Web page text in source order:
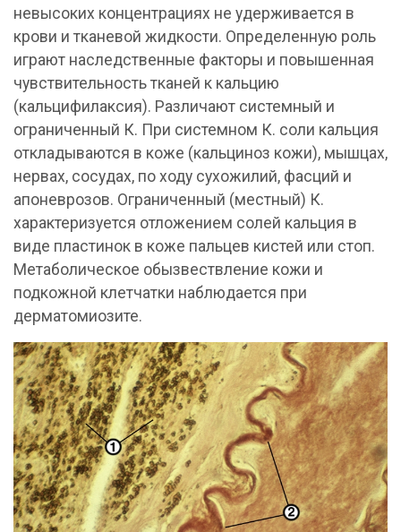
невысоких концентрациях не удерживается в
крови и тканевой жидкости. Определенную роль
играют наследственные факторы и повышенная
чувствительность тканей к кальцию
(кальцифилаксия). Различают системный и
ограниченный К. При системном К. соли кальция
откладываются в коже (кальциноз кожи), мышцах,
нервах, сосудах, по ходу сухожилий, фасций и
апоневрозов. Ограниченный (местный) К.
характеризуется отложением солей кальция в
виде пластинок в коже пальцев кистей или стоп.
Метаболическое обызвествление кожи и
подкожной клетчатки наблюдается при
дерматомиозите.